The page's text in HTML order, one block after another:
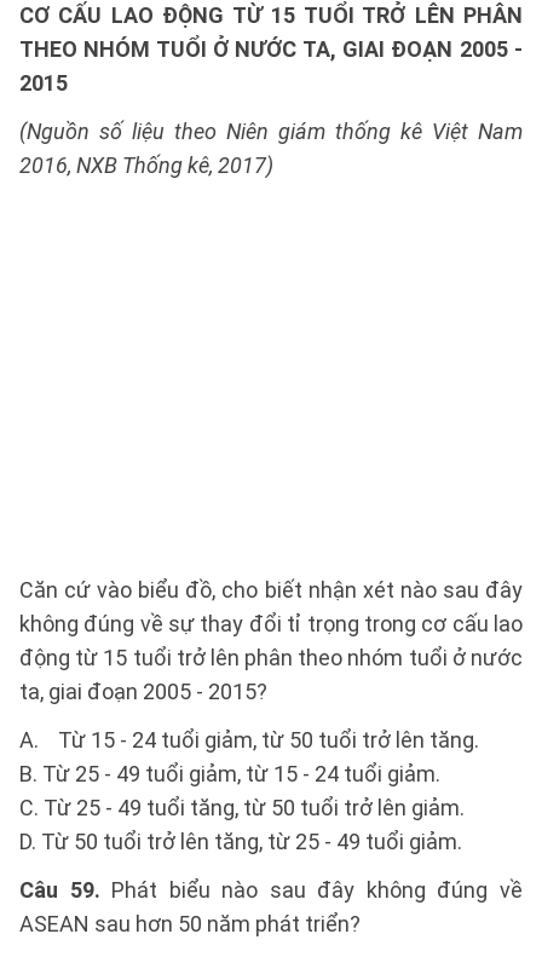
CƠ CẤU LAO ĐỘNG TỪ 15 TUỔI TRỞ LÊN PHÂN
THEO NHÓM TUỔI Ở NƯỚC TA, GIAI ĐOẠN 2005 -
2015
(Nguồn số liệu theo Niên giám thống kê Việt Nam
2016, NXB Thống kê, 2017)
Căn cứ vào biểu đồ, cho biết nhận xét nào sau đây
không đúng về sự thay đổi tỉ trọng trong cơ cấu lao
động từ 15 tuổi trở lên phân theo nhóm tuổi ở nước
ta, giai đoạn 2005 - 2015?
A. Từ 15 - 24 tuổi giảm, từ 50 tuổi trở lên tăng.
B. Từ 25 - 49 tuổi giảm, từ 15 - 24 tuổi giảm.
C. Từ 25 - 49 tuổi tăng, từ 50 tuổi trở lên giảm.
D. Từ 50 tuổi trở lên tăng, từ 25 - 49 tuổi giảm.
Câu 59. Phát biểu nào sau đây không đúng về
ASEAN sau hơn 50 năm phát triển?